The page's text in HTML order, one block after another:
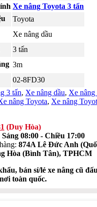
Xe nâng Toyota 3 tấn
Toyota
Xe nâng dầu
3 tấn
3m
02-8FD30
3 tấn, Xe nâng dầu, Xe nâng
nâng Toyota, Xe nâng
(Duy Hòa)
Sáng 08:00 - Chiều 17:00
874A Lê Đức Anh
Hòa (Bình Tân), TPHCM
bán sỉ/lẻ xe nâng cũ
toàn quốc.